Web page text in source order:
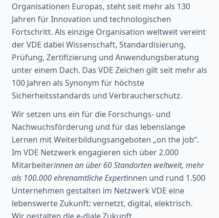
Organisationen Europas, steht seit mehr als 130
Jahren für Innovation und technologischen
Fortschritt. Als einzige Organisation weltweit vereint
der VDE dabei Wissenschaft, Standardisierung,
Prüfung, Zertifizierung und Anwendungsberatung
unter einem Dach. Das VDE Zeichen gilt seit mehr als
100 Jahren als Synonym für höchste
Sicherheitsstandards und Verbraucherschutz.
Wir setzen uns ein für die Forschungs- und
Nachwuchsförderung und für das lebenslange
Lernen mit Weiterbildungsangeboten „on the job“.
Im VDE Netzwerk engagieren sich über 2.000
Mitarbeiterinnen an über 60 Standorten weltweit, mehr
als 100.000 ehrenamtliche Expertinnen und rund 1.500
Unternehmen gestalten im Netzwerk VDE eine
lebenswerte Zukunft: vernetzt, digital, elektrisch.